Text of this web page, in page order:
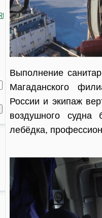
Выполнение
Магаданского
России и экипаж
воздушного судна
лебёдка,